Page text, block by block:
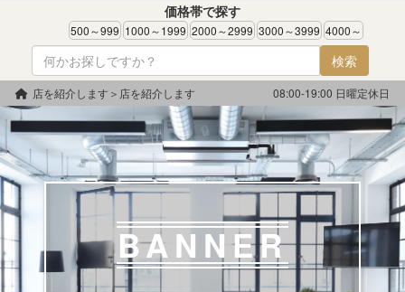
価格帯で探す
500～999 1000～1999 2000～2999 3000～3999 4000～
検索
店を紹介します＞店を紹介します 08:00-19:00 日曜定休日
BANNER